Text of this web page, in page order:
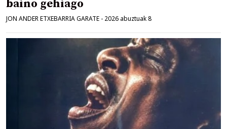
baino gehiago
JON ANDER ETXEBARRIA GARATE - 2026 abuztuak 8